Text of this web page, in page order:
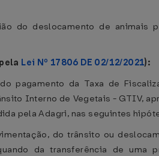
do deslocamento de animais
Lei Nº 17806 DE 02/12/2021):
pagamento da Taxa de
Interno de Vegetais - GTIV,
pela Adagri, nas seguintes
do trânsito ou
da transferência de uma